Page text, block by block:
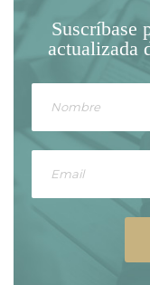
Suscríbase
actualizada